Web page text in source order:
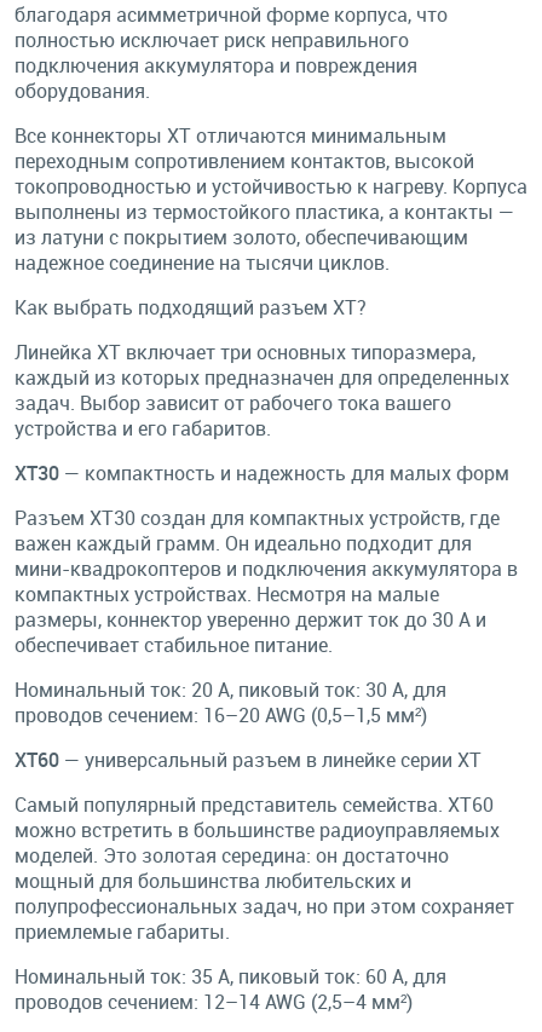
благодаря асимметричной форме корпуса, что
полностью исключает риск неправильного
подключения аккумулятора и повреждения
оборудования.
Все коннекторы XT отличаются минимальным
переходным сопротивлением контактов, высокой
токопроводностью и устойчивостью к нагреву. Корпуса
выполнены из термостойкого пластика, а контакты —
из латуни с покрытием золото, обеспечивающим
надежное соединение на тысячи циклов.
Как выбрать подходящий разъем XT?
Линейка XT включает три основных типоразмера,
каждый из которых предназначен для определенных
задач. Выбор зависит от рабочего тока вашего
устройства и его габаритов.
XT30 — компактность и надежность для малых форм
Разъем XT30 создан для компактных устройств, где
важен каждый грамм. Он идеально подходит для
мини-квадрокоптеров и подключения аккумулятора в
компактных устройствах. Несмотря на малые
размеры, коннектор уверенно держит ток до 30 А и
обеспечивает стабильное питание.
Номинальный ток: 20 A, пиковый ток: 30 A, для
проводов сечением: 16–20 AWG (0,5–1,5 мм²)
XT60 — универсальный разъем в линейке серии XT
Самый популярный представитель семейства. XT60
можно встретить в большинстве радиоуправляемых
моделей. Это золотая середина: он достаточно
мощный для большинства любительских и
полупрофессиональных задач, но при этом сохраняет
приемлемые габариты.
Номинальный ток: 35 A, пиковый ток: 60 A, для
проводов сечением: 12–14 AWG (2,5–4 мм²)